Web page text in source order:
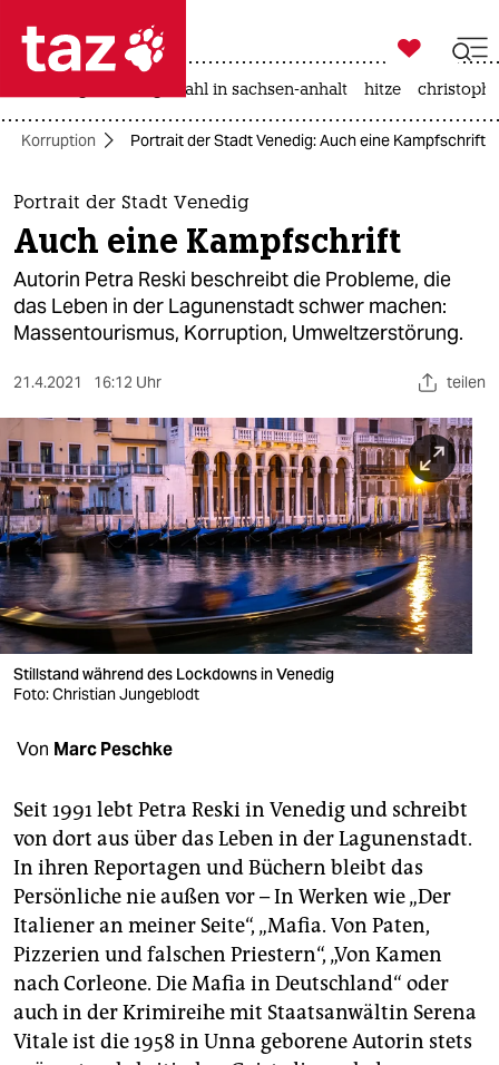
 taz zahl ich
taz zahl ich
themen
politik
öko
sport
berlin
nord
wahrheit
verlag
verlag
veranstaltungen
fragen & hilfe
unterstützen
abo
genossenschaft
epaper login

taz zahl ich
landtagswahl in sachsen-anhalt hitze
Korruption Portrait der Stadt Venedig: Auch eine Kampfschrift
Portrait der Stadt Venedig
Auch eine Kampfschrift
Autorin Petra Reski beschreibt die Probleme, die
das Leben in der Lagunenstadt schwer machen:
Massentourismus, Korruption, Umweltzerstörung.
21.4.2021 16:12 Uhr teilen
Stillstand während des Lockdowns in Venedig
Foto: Christian Jungeblodt
Von Marc Peschke
Seit 1991 lebt Petra Reski in Venedig und schreibt
von dort aus über das Leben in der Lagunenstadt.
In ihren Reportagen und Büchern bleibt das
Persönliche nie außen vor – In Werken wie „Der
Italiener an meiner Seite“, „Mafia. Von Paten,
Pizzerien und falschen Priestern“, „Von Kamen
nach Corleone. Die Mafia in Deutschland“ oder
auch in der Krimireihe mit Staatsanwältin Serena
Vitale ist die 1958 in Unna geborene Autorin stets